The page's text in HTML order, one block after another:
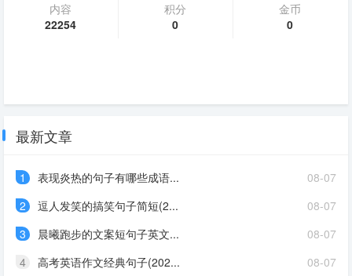
内容
22254
积分
0
金币
0
最新文章
08-07
1
表现炎热的句子有哪些成语...
08-07
2
逗人发笑的搞笑句子简短(2...
08-07
3
晨曦跑步的文案短句子英文...
08-07
4 高考英语作文经典句子(202...